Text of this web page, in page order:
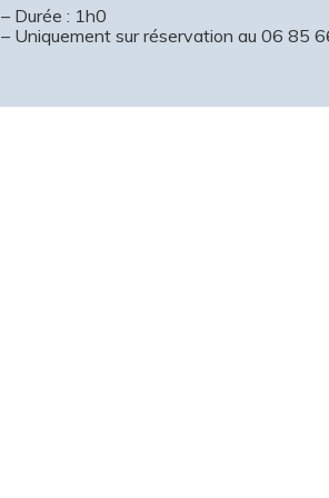
– Durée : 1h0
– Uniquement sur réservation au 06 85